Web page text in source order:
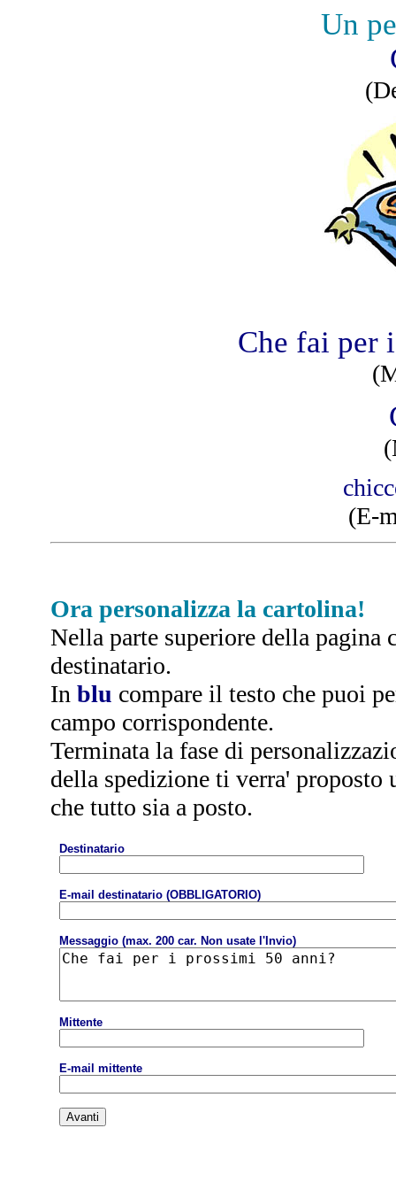
Un
Che fai per
(E-
Ora personalizza la cartolina!
Nella parte superiore della
destinatario.
In blu compare il testo che puoi
campo corrispondente.
Terminata la fase di
della spedizione ti verra' proposto
che tutto sia a posto.
Destinatario
E-mail destinatario (OBBLIGATORIO)
Messaggio (max. 200 car. Non usate l'Invio)
Mittente
E-mail mittente